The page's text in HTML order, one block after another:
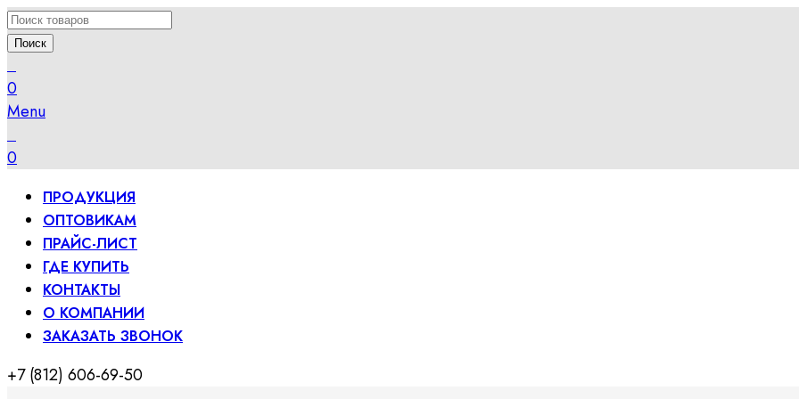
Поиск
0
Menu
0
ПРОДУКЦИЯ
ОПТОВИКАМ
ПРАЙС-ЛИСТ
ГДЕ КУПИТЬ
КОНТАКТЫ
О КОМПАНИИ
ЗАКАЗАТЬ ЗВОНОК
+7 (812) 606-69-50